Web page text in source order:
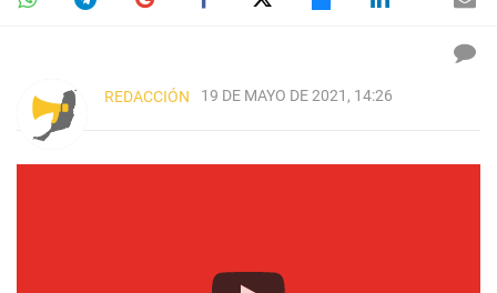
REDACCIÓN 19 DE MAYO DE 2021, 14:26